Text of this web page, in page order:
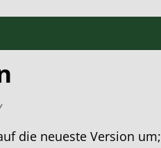
die neueste Version